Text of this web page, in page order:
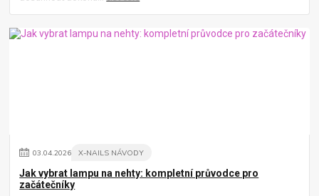
03.04.2026 X-NAILS NÁVODY
Jak vybrat lampu na nehty: kompletní průvodce pro
začátečníky